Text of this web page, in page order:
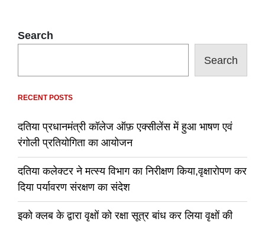
Search
Search
RECENT POSTS
दतिया प्रधानमंत्री कॉलेज ऑफ़ एक्सीलेंस में हुआ भाषण एवं
रंगोली प्रतियोगिता का आयोजन
दतिया कलेक्टर ने मत्स्य विभाग का निरीक्षण किया,वृक्षारोपण कर
दिया पर्यावरण संरक्षण का संदेश
इको क्लब के द्वारा वृक्षों को रक्षा सूत्र बांध कर लिया वृक्षों की